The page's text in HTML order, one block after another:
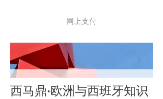
网上支付
​西马鼎·欧洲与西班牙知识